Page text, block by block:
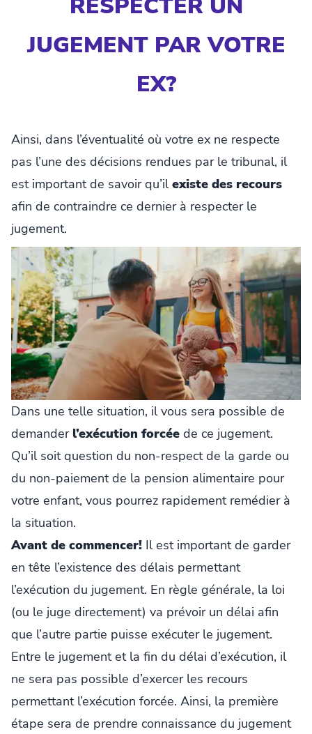
JUGEMENT PAR VOTRE
EX?
Ainsi, dans l’éventualité où votre ex ne respecte
pas l’une des décisions rendues par le tribunal, il
est important de savoir qu’ilexiste des recours
afin de contraindre ce dernier à respecter le
jugement.
Dans une telle situation, il vous sera possible de
demander l’exécution forcée de ce jugement.
Qu’il soit question du non-respect de la garde ou
du non-paiement de la pension alimentaire pour
votre enfant, vous pourrez rapidement remédier à
la situation.
Avant de commencer! Il est important de garder
en tête l’existence des délais permettant
l’exécution du jugement. En règle générale, la loi
(ou le juge directement) va prévoir un délai afin
que l’autre partie puisse exécuter le jugement.
Entre le jugement et la fin du délai d’exécution, il
ne sera pas possible d’exercer les recours
permettant l’exécution forcée. Ainsi, la première
étape sera de prendre connaissance du jugement